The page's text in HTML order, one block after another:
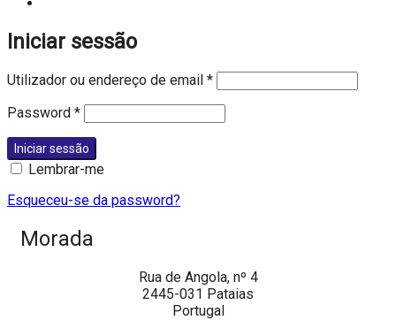
Iniciar sessão
Utilizador ou endereço de email *
Password *
Iniciar sessão
Lembrar-me
Esqueceu-se da password?
Morada
Rua de Angola, nº 4
2445-031 Pataias
Portugal